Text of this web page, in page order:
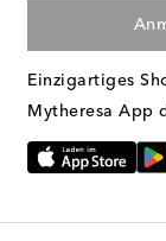
Einzigartiges
Mytheresa App